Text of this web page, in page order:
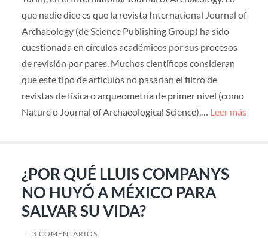
que nadie dice es que la revista International Journal of
Archaeology (de Science Publishing Group) ha sido
cuestionada en círculos académicos por sus procesos
de revisión por pares. Muchos científicos consideran
que este tipo de artículos no pasarían el filtro de
revistas de física o arqueometría de primer nivel (como
Nature o Journal of Archaeological Science).… Leer más
¿POR QUÉ LLUIS COMPANYS
NO HUYÓ A MÉXICO PARA
SALVAR SU VIDA?
/ 3 COMENTARIOS